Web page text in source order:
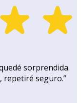
sorprendida.
repetiré seguro.”